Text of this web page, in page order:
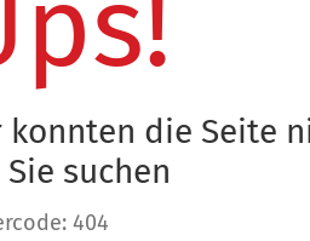
konnten die Seite
suchen
404